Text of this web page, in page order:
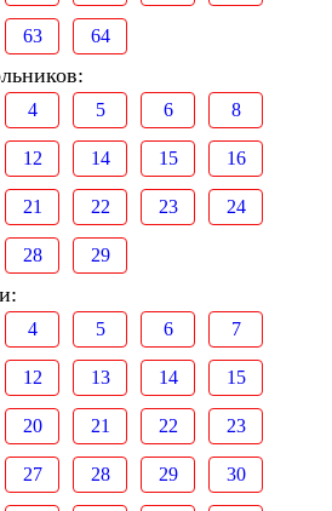
63 64
4 5 6 8
12 14 15 16
21 22 23 24
28 29
4 5 6 7
12 13 14 15
20 21 22 23
27 28 29 30